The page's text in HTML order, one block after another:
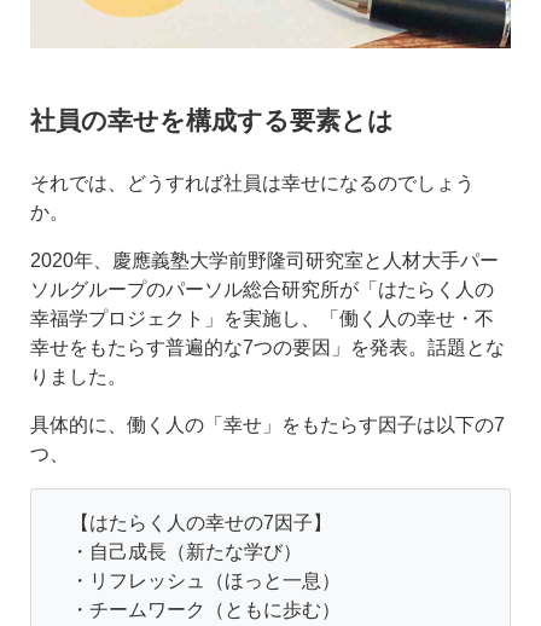
社員の幸せを構成する要素とは
それでは、どうすれば社員は幸せになるのでしょう
か。
2020年、慶應義塾大学前野隆司研究室と人材大手パー
ソルグループのパーソル総合研究所が「はたらく人の
幸福学プロジェクト」を実施し、「働く人の幸せ・不
幸せをもたらす普遍的な7つの要因」を発表。話題とな
りました。
具体的に、働く人の「幸せ」をもたらす因子は以下の7
つ、
【はたらく人の幸せの7因子】
・自己成長（新たな学び）
・リフレッシュ（ほっと一息）
・チームワーク（ともに歩む）